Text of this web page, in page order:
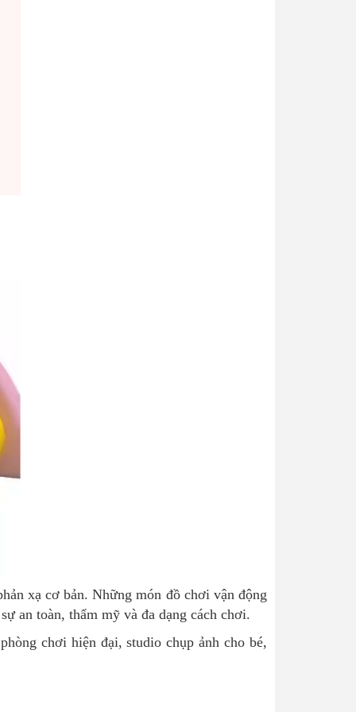
xạ cơ bản. Những món đồ chơi vận động
an toàn, thẩm mỹ và đa dạng cách chơi.
chơi hiện đại, studio chụp ảnh cho bé,